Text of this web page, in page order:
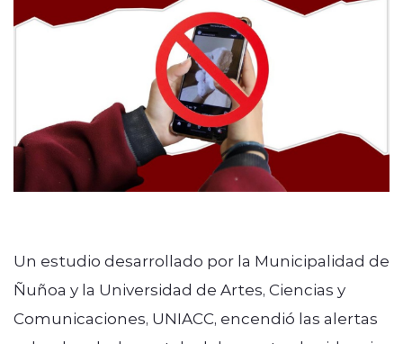
modo claro
Un estudio desarrollado por la Municipalidad de
Ñuñoa y la Universidad de Artes, Ciencias y
Comunicaciones, UNIACC, encendió las alertas